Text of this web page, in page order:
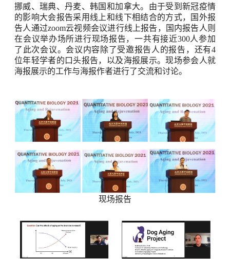
挪威、瑞典、丹麦、韩国和加拿大。由于受到新冠疫情
的影响大会报告采用线上和线下相结合的方式，国外报
告人通过zoom云视频会议进行线上报告，国内报告人则
在会议举办场所进行现场报告，一共有接近300人参加
了此次会议。会议内容除了受邀报告人的报告，还有4
位年轻学者的口头报告，以及海报展示。现场参会人就
海报展示的工作与海报作者进行了交流和讨论。
现场报告